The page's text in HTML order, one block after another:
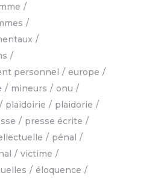
personnel
europe
mineurs
onu
plaidoirie
plaidorie
presse écrite
pénal
victime
éloquence